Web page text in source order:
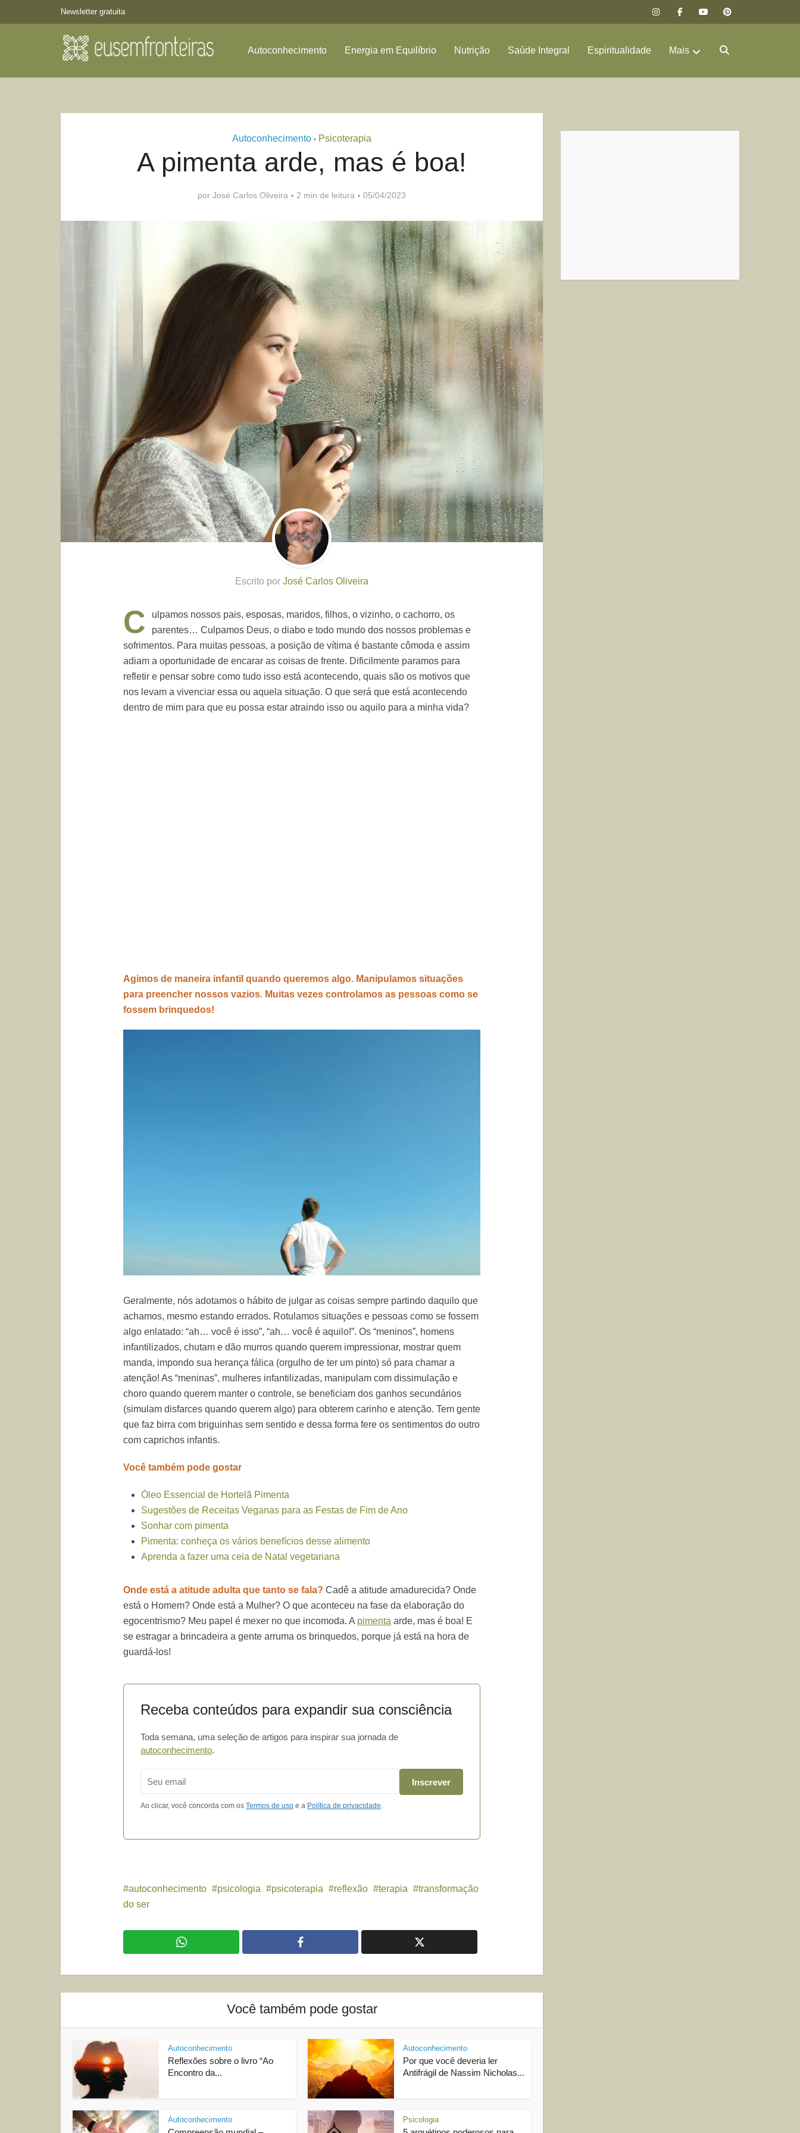
Newsletter gratuita
Autoconhecimento Energia em Equilíbrio Nutrição Saúde Integral Espiritualidade Mais
Autoconhecimento • Psicoterapia
A pimenta arde, mas é boa!
por José Carlos Oliveira 2 min de leitura 05/04/2023
Escrito por José Carlos Oliveira
C
ulpamos nossos pais, esposas, maridos, filhos, o vizinho, o cachorro, os
parentes… Culpamos Deus, o diabo e todo mundo dos nossos problemas e
sofrimentos. Para muitas pessoas, a posição de vítima é bastante cômoda e assim
adiam a oportunidade de encarar as coisas de frente. Dificilmente paramos para
refletir e pensar sobre como tudo isso está acontecendo, quais são os motivos que
nos levam a vivenciar essa ou aquela situação. O que será que está acontecendo
dentro de mim para que eu possa estar atraindo isso ou aquilo para a minha vida?
Agimos de maneira infantil quando queremos algo. Manipulamos situações
para preencher nossos vazios. Muitas vezes controlamos as pessoas como se
fossem brinquedos!
Geralmente, nós adotamos o hábito de julgar as coisas sempre partindo daquilo que
achamos, mesmo estando errados. Rotulamos situações e pessoas como se fossem
algo enlatado: “ah… você é isso”, “ah… você é aquilo!”. Os “meninos”, homens
infantilizados, chutam e dão murros quando querem impressionar, mostrar quem
manda, impondo sua herança fálica (orgulho de ter um pinto) só para chamar a
atenção! As “meninas”, mulheres infantilizadas, manipulam com dissimulação e
choro quando querem manter o controle, se beneficiam dos ganhos secundários
(simulam disfarces quando querem algo) para obterem carinho e atenção. Tem gente
que faz birra com briguinhas sem sentido e dessa forma fere os sentimentos do outro
com caprichos infantis.
Você também pode gostar
Óleo Essencial de Hortelã Pimenta
Sugestões de Receitas Veganas para as Festas de Fim de Ano
Sonhar com pimenta
Pimenta: conheça os vários benefícios desse alimento
Aprenda a fazer uma ceia de Natal vegetariana
Onde está a atitude adulta que tanto se fala? Cadê a atitude amadurecida? Onde
está o Homem? Onde está a Mulher? O que aconteceu na fase da elaboração do
egocentrismo? Meu papel é mexer no que incomoda. A pimenta arde, mas é boa! E
se estragar a brincadeira a gente arruma os brinquedos, porque já está na hora de
guardá-los!
Receba conteúdos para expandir sua consciência
Toda semana, uma seleção de artigos para inspirar sua jornada de
autoconhecimento.
Inscrever
Ao clicar, você concorda com os Termos de uso e a Política de privacidade.
autoconhecimento psicologia psicoterapia reflexão terapia
transformação
do ser
Você também pode gostar
Autoconhecimento
Reflexões sobre o livro “Ao
Encontro da...
Autoconhecimento
Por que você deveria ler
Antifrágil de Nassim Nicholas...
Autoconhecimento Psicologia